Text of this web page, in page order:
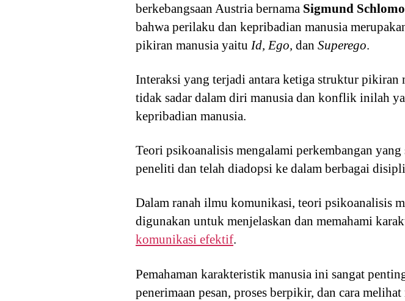
berkebangsaan Austria bernama Sigmund
bahwa perilaku dan kepribadian manusia
pikiran manusia yaitu Id, Ego, dan Superego.
Interaksi yang terjadi antara ketiga struktur
tidak sadar dalam diri manusia dan konflik inilah
kepribadian manusia.
Teori psikoanalisis mengalami perkembangan
peneliti dan telah diadopsi ke dalam berbagai
Dalam ranah ilmu komunikasi, teori psikoanalisis
digunakan untuk menjelaskan dan memahami
komunikasi efektif.
Pemahaman karakteristik manusia ini sangat
penerimaan pesan, proses berpikir, dan cara